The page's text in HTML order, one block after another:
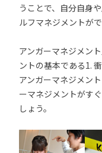
うことで、自分自身
ルフマネジメントが
アンガーマネジメン
ントの基本である1.
アンガーマネジメン
ーマネジメントがす
しょう。